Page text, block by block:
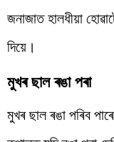
জনাজাত হালধীয়া
দিয়ে।
মুখৰ ছাল ৰঙা পৰা
মুখৰ ছাল ৰঙা পৰিব